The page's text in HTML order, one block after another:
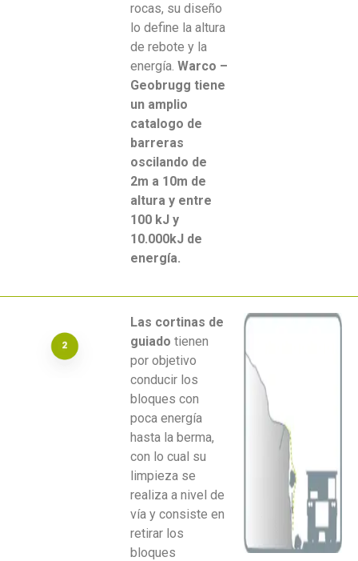
rocas, su diseño
lo define la altura
de rebote y la
energía. Warco –
Geobrugg tiene
un amplio
catalogo de
barreras
oscilando de
2m a 10m de
altura y entre
100 kJ y
10.000kJ de
energía.
Las cortinas de
guiado tienen
por objetivo
conducir los
bloques con
poca energía
hasta la berma,
con lo cual su
limpieza se
realiza a nivel de
vía y consiste en
retirar los
bloques